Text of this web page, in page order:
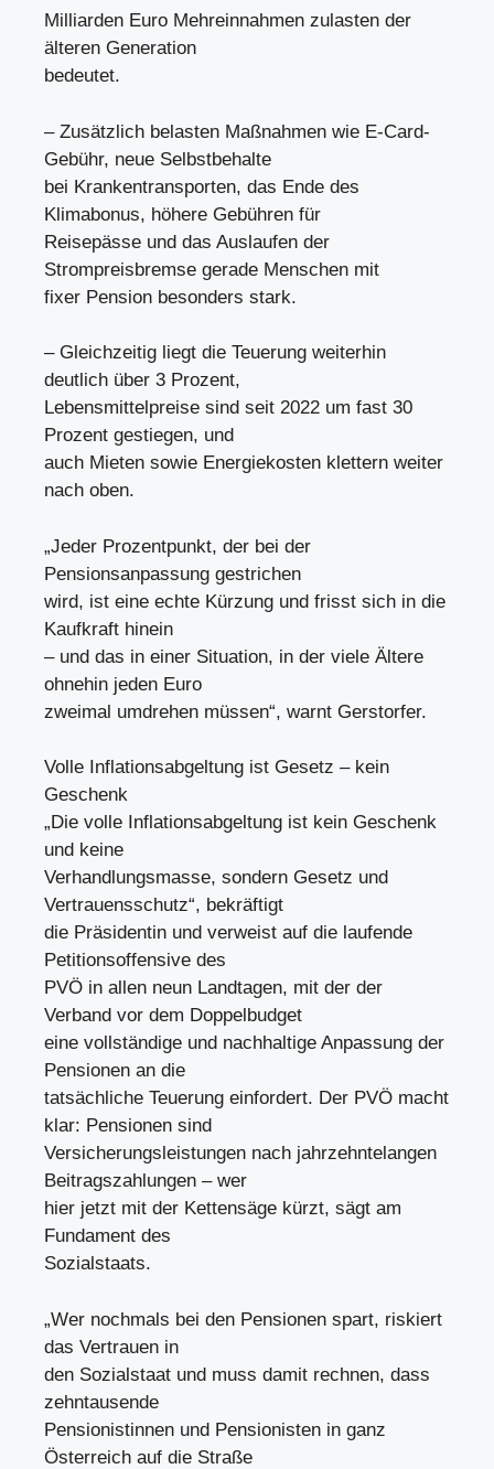
Milliarden Euro Mehreinnahmen zulasten der
älteren Generation
bedeutet.
– Zusätzlich belasten Maßnahmen wie E-Card-
Gebühr, neue Selbstbehalte
bei Krankentransporten, das Ende des
Klimabonus, höhere Gebühren für
Reisepässe und das Auslaufen der
Strompreisbremse gerade Menschen mit
fixer Pension besonders stark.
– Gleichzeitig liegt die Teuerung weiterhin
deutlich über 3 Prozent,
Lebensmittelpreise sind seit 2022 um fast 30
Prozent gestiegen, und
auch Mieten sowie Energiekosten klettern weiter
nach oben.
„Jeder Prozentpunkt, der bei der
Pensionsanpassung gestrichen
wird, ist eine echte Kürzung und frisst sich in die
Kaufkraft hinein
– und das in einer Situation, in der viele Ältere
ohnehin jeden Euro
zweimal umdrehen müssen“, warnt Gerstorfer.
Volle Inflationsabgeltung ist Gesetz – kein
Geschenk
„Die volle Inflationsabgeltung ist kein Geschenk
und keine
Verhandlungsmasse, sondern Gesetz und
Vertrauensschutz“, bekräftigt
die Präsidentin und verweist auf die laufende
Petitionsoffensive des
PVÖ in allen neun Landtagen, mit der der
Verband vor dem Doppelbudget
eine vollständige und nachhaltige Anpassung der
Pensionen an die
tatsächliche Teuerung einfordert. Der PVÖ macht
klar: Pensionen sind
Versicherungsleistungen nach jahrzehntelangen
Beitragszahlungen – wer
hier jetzt mit der Kettensäge kürzt, sägt am
Fundament des
Sozialstaats.
„Wer nochmals bei den Pensionen spart, riskiert
das Vertrauen in
den Sozialstaat und muss damit rechnen, dass
zehntausende
Pensionistinnen und Pensionisten in ganz
Österreich auf die Straße